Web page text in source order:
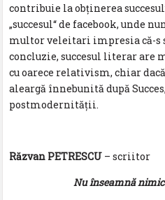
contribuie la obținerea
„succesul“ de facebook, unde
multor veleitari impresia că-
concluzie, succesul literar are
cu oarece relativism, chiar
aleargă înnebunită după
postmodernității.
Răzvan PETRESCU – scriitor
Nu înseamnă